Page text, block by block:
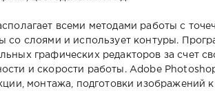
всеми методами работы с
со слоями и использует контуры.
графических редакторов за счет
и скорости работы. Adobe
монтажа, подготовки изображений